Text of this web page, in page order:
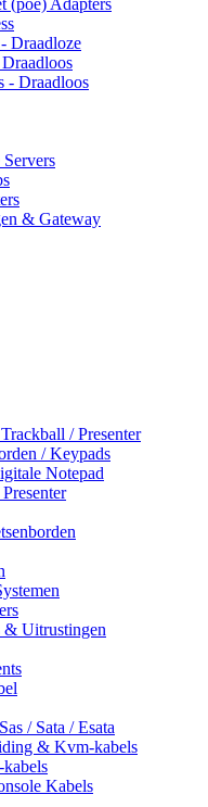
Draadloze
- Draadloos
& Gateway
/ Presenter
/ Keypads
Notepad
& Uitrustingen
/ Sata / Esata
& Kvm-kabels
Kabels